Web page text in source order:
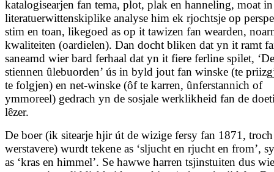
katalogisearjen fan tema, plot, plak en hanneling, moat in
literatuerwittenskiplike analyse him ek rjochtsje op
stim en toan, likegoed as op it tawizen fan wearden,
kwaliteiten (oardielen). Dan docht bliken dat yn it ramt
saneamd wier bard ferhaal dat yn it fiere ferline spilet, ‘De
stiennen ûlebuorden’ ús in byld jout fan winske (te
te folgjen) en net-winske (ôf te karren, ûnferstannich of
ymmoreel) gedrach yn de sosjale werklikheid fan de
lêzer.
De boer (ik sitearje hjir út de wizige fersy fan 1871,
werstavere) wurdt tekene as ‘sljucht en rjucht en from’,
as ‘kras en himmel’. Se hawwe harren tsjinstuiten dus